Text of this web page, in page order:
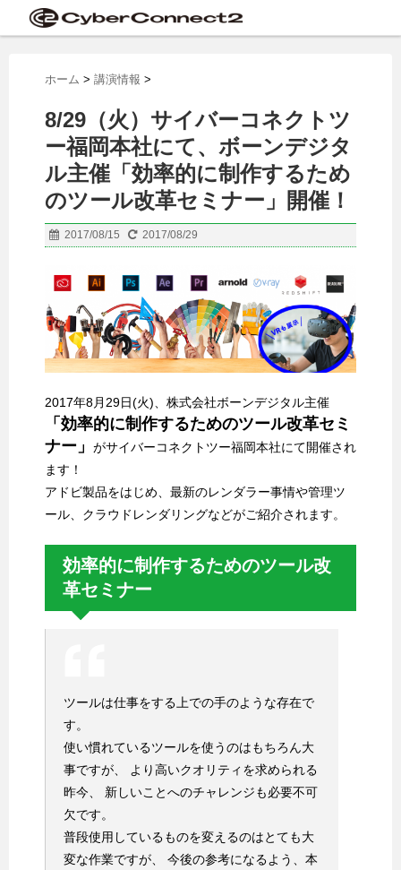
ホーム > 講演情報 >
8/29（火）サイバーコネクトツ
ー福岡本社にて、ボーンデジタ
ル主催「効率的に制作するため
のツール改革セミナー」開催！
2017/08/15 2017/08/29
2017年8月29日(火)、株式会社ボーンデジタル主催
「効率的に制作するためのツール改革セミ
ナー」
がサイバーコネクトツー福岡本社にて開催され
ます！
アドビ製品をはじめ、最新のレンダラー事情や管理ツ
ール、クラウドレンダリングなどがご紹介されます。
効率的に制作するためのツール改
革セミナー
ツールは仕事をする上での手のような存在で
す。
使い慣れているツールを使うのはもちろん大
事ですが、 より高いクオリティを求められる
昨今、 新しいことへのチャレンジも必要不可
欠です。
普段使用しているものを変えるのはとても大
変な作業ですが、 今後の参考になるよう、本